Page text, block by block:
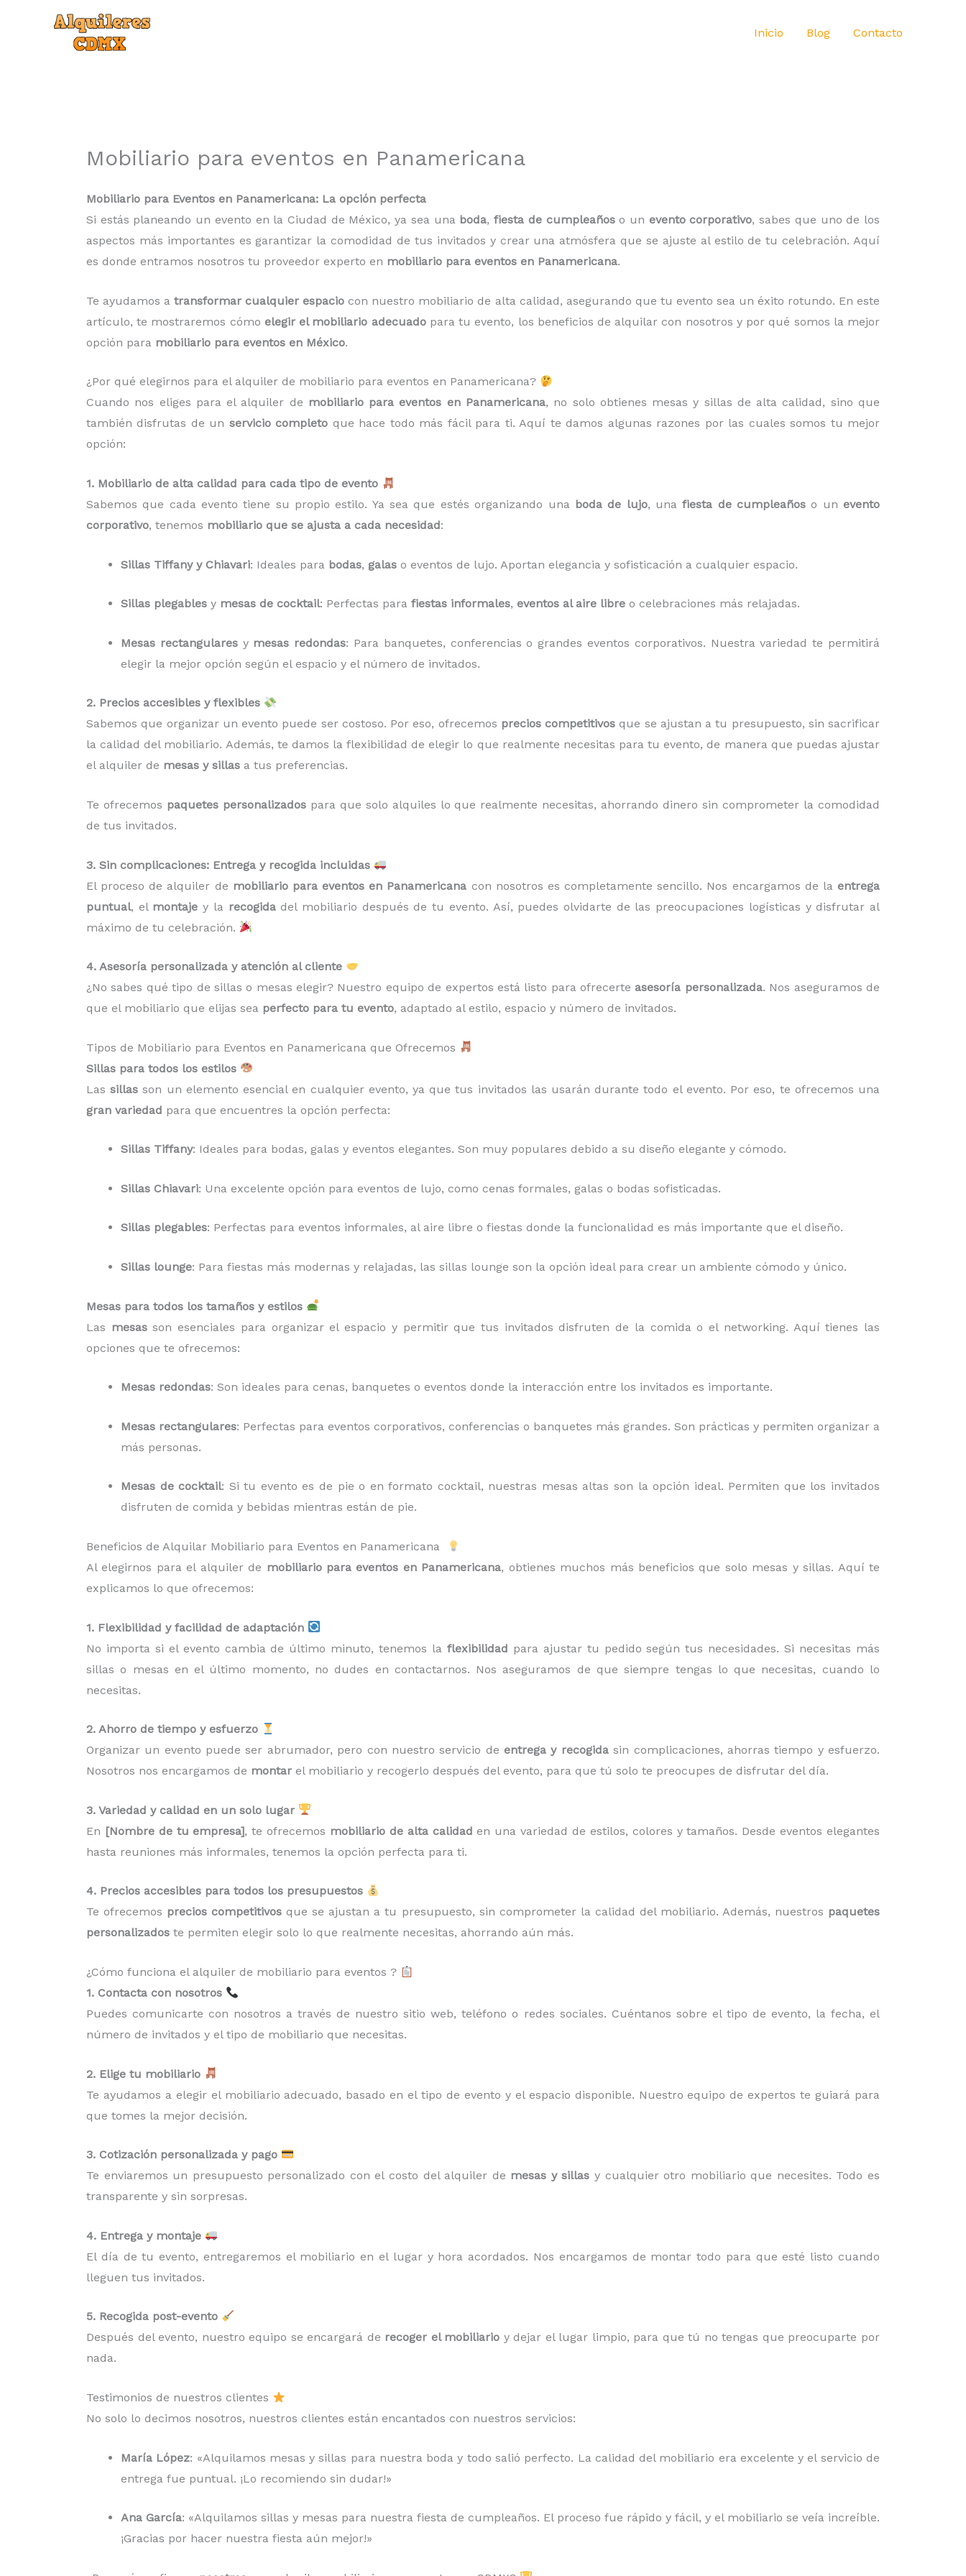
Inicio Blog Contacto
Mobiliario para eventos en Panamericana
Mobiliario para Eventos en Panamericana: La opción perfecta
Si estás planeando un evento en la Ciudad de México, ya sea una boda,fiesta de cumpleañoso un evento corporativo, sabes que uno de los
aspectos más importantes es garantizar la comodidad de tus invitados y crear una atmósfera que se ajuste al estilo de tu celebración. Aquí
es donde entramos nosotros tu proveedor experto en mobiliario para eventos en Panamericana.
Te ayudamos atransformar cualquier espacio con nuestro mobiliario de alta calidad, asegurando que tu evento sea un éxito rotundo. En este
artículo, te mostraremos cómo elegir el mobiliario adecuadopara tu evento, los beneficios de alquilar con nosotros y por qué somos la mejor
opción para mobiliario para eventos en México.
¿Por qué elegirnos para el alquiler de mobiliario para eventos en Panamericana?
Cuando nos eliges para el alquiler de mobiliario para eventos en Panamericana, no solo obtienes mesas y sillas de alta calidad, sino que
también disfrutas de un servicio completo que hace todo más fácil para ti. Aquí te damos algunas razones por las cuales somos tu mejor
opción:
1. Mobiliario de alta calidad para cada tipo de evento
Sabemos que cada evento tiene su propio estilo. Ya sea que estés organizando una boda de lujo, unafiesta de cumpleañoso unevento
corporativo, tenemos mobiliario que se ajusta a cada necesidad:
Sillas Tiffany y Chiavari: Ideales para bodas, galas o eventos de lujo. Aportan elegancia y sofisticación a cualquier espacio.
Sillas plegables y mesas de cocktail: Perfectas para fiestas informales, eventos al aire libre o celebraciones más relajadas.
Mesas rectangularesy mesas redondas: Para banquetes, conferencias o grandes eventos corporativos. Nuestra variedad te permitirá
elegir la mejor opción según el espacio y el número de invitados.
2. Precios accesibles y flexibles
Sabemos que organizar un evento puede ser costoso. Por eso, ofrecemos precios competitivos que se ajustan a tu presupuesto, sin sacrificar
la calidad del mobiliario. Además, te damos la flexibilidad de elegir lo que realmente necesitas para tu evento, de manera que puedas ajustar
el alquiler de mesas y sillas a tus preferencias.
Te ofrecemos paquetes personalizadospara que solo alquiles lo que realmente necesitas, ahorrando dinero sin comprometer la comodidad
de tus invitados.
3. Sin complicaciones: Entrega y recogida incluidas
El proceso de alquiler de mobiliario para eventos en Panamericana con nosotros es completamente sencillo. Nos encargamos de laentrega
puntual, el montaje y la recogidadel mobiliario después de tu evento. Así, puedes olvidarte de las preocupaciones logísticas y disfrutar al
máximo de tu celebración.
4. Asesoría personalizada y atención al cliente
¿No sabes qué tipo de sillas o mesas elegir? Nuestro equipo de expertos está listo para ofrecerteasesoría personalizada. Nos aseguramos de
que el mobiliario que elijas sea perfecto para tu evento, adaptado al estilo, espacio y número de invitados.
Tipos de Mobiliario para Eventos en Panamericana que Ofrecemos
Sillas para todos los estilos
Lassillas son un elemento esencial en cualquier evento, ya que tus invitados las usarán durante todo el evento. Por eso, te ofrecemos una
gran variedad para que encuentres la opción perfecta:
Sillas Tiffany: Ideales para bodas, galas y eventos elegantes. Son muy populares debido a su diseño elegante y cómodo.
Sillas Chiavari: Una excelente opción para eventos de lujo, como cenas formales, galas o bodas sofisticadas.
Sillas plegables: Perfectas para eventos informales, al aire libre o fiestas donde la funcionalidad es más importante que el diseño.
Sillas lounge: Para fiestas más modernas y relajadas, las sillas lounge son la opción ideal para crear un ambiente cómodo y único.
Mesas para todos los tamaños y estilos
Las mesasson esenciales para organizar el espacio y permitir que tus invitados disfruten de la comida o el networking. Aquí tienes las
opciones que te ofrecemos:
Mesas redondas: Son ideales para cenas, banquetes o eventos donde la interacción entre los invitados es importante.
Mesas rectangulares: Perfectas para eventos corporativos, conferencias o banquetes más grandes. Son prácticas y permiten organizar a
más personas.
Mesas de cocktail: Si tu evento es de pie o en formato cocktail, nuestras mesas altas son la opción ideal. Permiten que los invitados
disfruten de comida y bebidas mientras están de pie.
Beneficios de Alquilar Mobiliario para Eventos en Panamericana
Al elegirnos para el alquiler de mobiliario para eventos en Panamericana, obtienes muchos más beneficios que solo mesas y sillas. Aquí te
explicamos lo que ofrecemos:
1. Flexibilidad y facilidad de adaptación
No importa si el evento cambia de último minuto, tenemos la flexibilidad para ajustar tu pedido según tus necesidades. Si necesitas más
sillas o mesas en el último momento, no dudes en contactarnos. Nos aseguramos de que siempre tengas lo que necesitas, cuando lo
necesitas.
2. Ahorro de tiempo y esfuerzo
Organizar un evento puede ser abrumador, pero con nuestro servicio deentrega y recogidasin complicaciones, ahorras tiempo y esfuerzo.
Nosotros nos encargamos de montar el mobiliario y recogerlo después del evento, para que tú solo te preocupes de disfrutar del día.
3. Variedad y calidad en un solo lugar
En [Nombre de tu empresa], te ofrecemos mobiliario de alta calidad en una variedad de estilos, colores y tamaños. Desde eventos elegantes
hasta reuniones más informales, tenemos la opción perfecta para ti.
4. Precios accesibles para todos los presupuestos
Te ofrecemos precios competitivos que se ajustan a tu presupuesto, sin comprometer la calidad del mobiliario. Además, nuestros paquetes
personalizados te permiten elegir solo lo que realmente necesitas, ahorrando aún más.
¿Cómo funciona el alquiler de mobiliario para eventos ?
1. Contacta con nosotros
Puedes comunicarte con nosotros a través de nuestro sitio web, teléfono o redes sociales. Cuéntanos sobre el tipo de evento, la fecha, el
número de invitados y el tipo de mobiliario que necesitas.
2. Elige tu mobiliario
Te ayudamos a elegir el mobiliario adecuado, basado en el tipo de evento y el espacio disponible. Nuestro equipo de expertos te guiará para
que tomes la mejor decisión.
3. Cotización personalizada y pago
Te enviaremos un presupuesto personalizado con el costo del alquiler de mesas y sillas y cualquier otro mobiliario que necesites. Todo es
transparente y sin sorpresas.
4. Entrega y montaje
El día de tu evento, entregaremos el mobiliario en el lugar y hora acordados. Nos encargamos de montar todo para que esté listo cuando
lleguen tus invitados.
5. Recogida post-evento
Después del evento, nuestro equipo se encargará de recoger el mobiliario y dejar el lugar limpio, para que tú no tengas que preocuparte por
nada.
Testimonios de nuestros clientes
No solo lo decimos nosotros, nuestros clientes están encantados con nuestros servicios:
María López: «Alquilamos mesas y sillas para nuestra boda y todo salió perfecto. La calidad del mobiliario era excelente y el servicio de
entrega fue puntual. ¡Lo recomiendo sin dudar!»
Ana García: «Alquilamos sillas y mesas para nuestra fiesta de cumpleaños. El proceso fue rápido y fácil, y el mobiliario se veía increíble.
¡Gracias por hacer nuestra fiesta aún mejor!»